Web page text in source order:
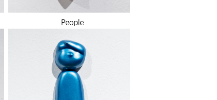
People